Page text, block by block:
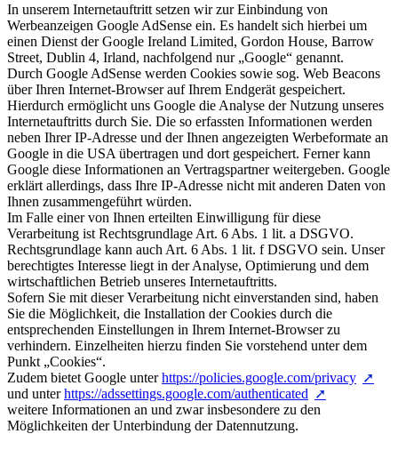
In unserem Internetauftritt setzen wir zur Einbindung von
Werbeanzeigen Google AdSense ein. Es handelt sich hierbei um
einen Dienst der Google Ireland Limited, Gordon House, Barrow
Street, Dublin 4, Irland, nachfolgend nur „Google“ genannt.
Durch Google AdSense werden Cookies sowie sog. Web Beacons
über Ihren Internet-Browser auf Ihrem Endgerät gespeichert.
Hierdurch ermöglicht uns Google die Analyse der Nutzung unseres
Internetauftritts durch Sie. Die so erfassten Informationen werden
neben Ihrer IP-Adresse und der Ihnen angezeigten Werbeformate an
Google in die USA übertragen und dort gespeichert. Ferner kann
Google diese Informationen an Vertragspartner weitergeben. Google
erklärt allerdings, dass Ihre IP-Adresse nicht mit anderen Daten von
Ihnen zusammengeführt würden.
Im Falle einer von Ihnen erteilten Einwilligung für diese
Verarbeitung ist Rechtsgrundlage Art. 6 Abs. 1 lit. a DSGVO.
Rechtsgrundlage kann auch Art. 6 Abs. 1 lit. f DSGVO sein. Unser
berechtigtes Interesse liegt in der Analyse, Optimierung und dem
wirtschaftlichen Betrieb unseres Internetauftritts.
Sofern Sie mit dieser Verarbeitung nicht einverstanden sind, haben
Sie die Möglichkeit, die Installation der Cookies durch die
entsprechenden Einstellungen in Ihrem Internet-Browser zu
verhindern. Einzelheiten hierzu finden Sie vorstehend unter dem
Punkt „Cookies“.
Zudem bietet Google unterhttps://policies.google.com/privacy
und unterhttps://adssettings.google.com/authenticated
weitere Informationen an und zwar insbesondere zu den
Möglichkeiten der Unterbindung der Datennutzung.